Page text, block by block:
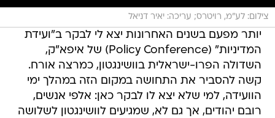
צילום: לע"מ, רויטרס; עריכה: יאיר דניאל
יותר מפעם בשנים האחרונות יצא לי לבקר ב"ועידת
המדיניות" (Policy Conference) של איפא"ק,
השדולה הפרו-ישראלית בוושינגטון, כמרצה אורח.
קשה להסביר את התחושה במקום הזה במהלך ימי
הוועידה, למי שלא יצא לו לבקר כאן: אלפי אנשים,
רובם יהודים, אך גם לא, שמגיעים לוושינגטון לשלושה